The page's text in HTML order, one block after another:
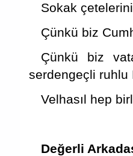
Sokak
Çünkü biz
Çünkü biz
serdengeçli ruhlu
Velhasıl hep
Değerli